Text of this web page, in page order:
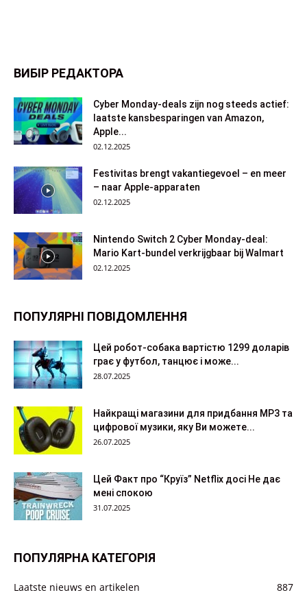
ВИБІР РЕДАКТОРА
Cyber Monday-deals zijn nog steeds actief:
laatste kansbesparingen van Amazon,
Apple...
02.12.2025
Festivitas brengt vakantiegevoel – en meer
– naar Apple-apparaten
02.12.2025
Nintendo Switch 2 Cyber Monday-deal:
Mario Kart-bundel verkrijgbaar bij Walmart
02.12.2025
ПОПУЛЯРНІ ПОВІДОМЛЕННЯ
Цей робот-собака вартістю 1299 доларів
грає у футбол, танцює і може...
28.07.2025
Найкращі магазини для придбання MP3 та
цифрової музики, яку Ви можете...
26.07.2025
Цей Факт про “Круїз” Netflix досі Не дає
мені спокою
31.07.2025
ПОПУЛЯРНА КАТЕГОРІЯ
Laatste nieuws en artikelen 887